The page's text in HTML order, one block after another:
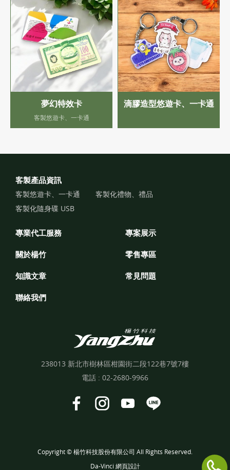
夢幻特效卡
客製悠遊卡、一卡通
滴膠造型悠遊卡、一卡通
客製產品資訊
客製悠遊卡、一卡通
客製化禮物、禮品
客製化隨身碟 USB
專業代工服務 專案展示
關於楊竹 零售專區
知識文章 常見問題
聯絡我們
238013 新北市樹林區柑園街二段122巷7號7樓
電話 : 02-2680-9966
Copyright © 楊竹科技股份有限公司 All Rights Reserved.
Da-Vinci 網頁設計